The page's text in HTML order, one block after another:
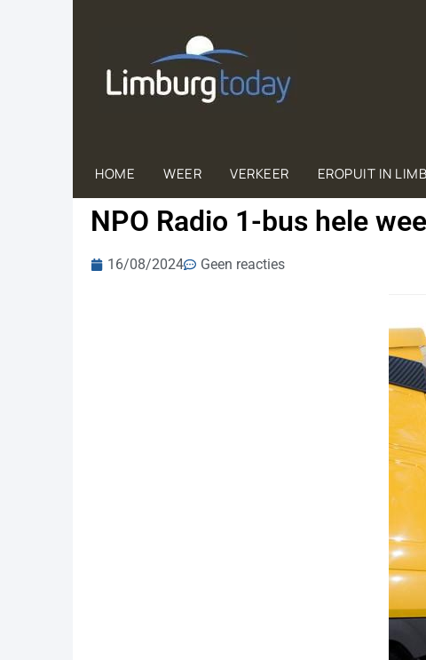
HOME WEER VERKEER EROPUIT IN
NPO Radio 1-bus hele
16/08/2024 Geen reacties